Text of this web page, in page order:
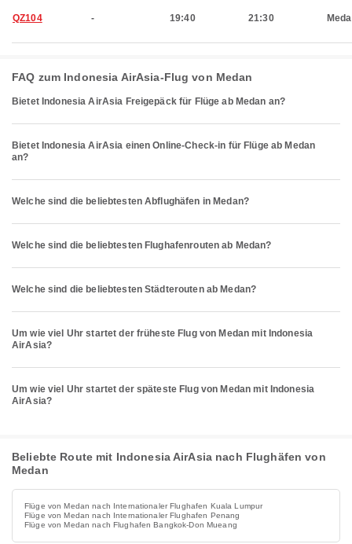
QZ104 - 19:40 21:30
FAQ zum Indonesia AirAsia-Flug von Medan
Bietet Indonesia AirAsia Freigepäck für Flüge ab Medan an?
Bietet Indonesia AirAsia einen Online-Check-in für Flüge ab Medan
an?
Welche sind die beliebtesten Abflughäfen in Medan?
Welche sind die beliebtesten Flughafenrouten ab Medan?
Welche sind die beliebtesten Städterouten ab Medan?
Um wie viel Uhr startet der früheste Flug von Medan mit Indonesia
AirAsia?
Um wie viel Uhr startet der späteste Flug von Medan mit Indonesia
AirAsia?
Beliebte Route mit Indonesia AirAsia nach Flughäfen von
Medan
Flüge von Medan nach Internationaler Flughafen Kuala Lumpur
Flüge von Medan nach Internationaler Flughafen Penang
Flüge von Medan nach Flughafen Bangkok-Don Mueang